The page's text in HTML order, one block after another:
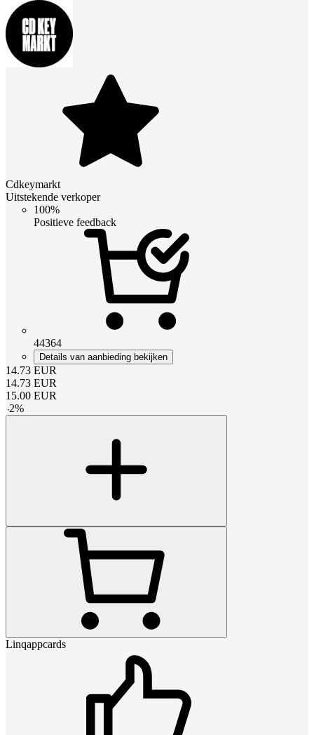
Cdkeymarkt
Uitstekende verkoper
100%
Positieve feedback
44364
Details van aanbieding bekijken
14.73 EUR
14.73 EUR
15.00 EUR
-2%
Linqappcards